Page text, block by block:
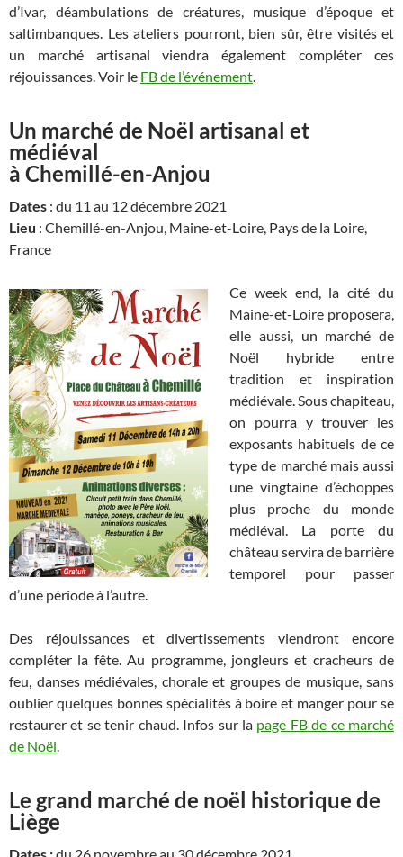
d’Ivar, déambulations de créatures, musique d’époque et
saltimbanques. Les ateliers pourront, bien sûr, être visités et
un marché artisanal viendra également compléter ces
réjouissances. Voir le FB de l’événement.
Un marché de Noël artisanal et
médiéval
à Chemillé-en-Anjou
Dates : du 11 au 12 décembre 2021
Lieu : Chemillé-en-Anjou, Maine-et-Loire, Pays de la Loire,
France
Ce week end, la cité du
Maine-et-Loire proposera,
elle aussi, un marché de
Noël hybride entre
tradition et inspiration
médiévale. Sous chapiteau,
on pourra y trouver les
exposants habituels de ce
type de marché mais aussi
une vingtaine d’échoppes
plus proche du monde
médiéval. La porte du
château servira de barrière
temporel pour passer
d’une période à l’autre.
Des réjouissances et divertissements viendront encore
compléter la fête. Au programme, jongleurs et cracheurs de
feu, danses médiévales, chorale et groupes de musique, sans
oublier quelques bonnes spécialités à boire et manger pour se
restaurer et se tenir chaud. Infos sur la page FB de ce marché
de Noël.
Le grand marché de noël historique de
Liège